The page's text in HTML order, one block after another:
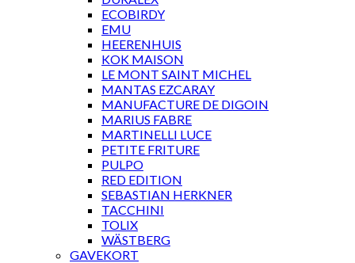
ECOBIRDY
EMU
HEERENHUIS
KOK MAISON
LE MONT SAINT MICHEL
MANTAS EZCARAY
MANUFACTURE DE DIGOIN
MARIUS FABRE
MARTINELLI LUCE
PETITE FRITURE
PULPO
RED EDITION
SEBASTIAN HERKNER
TACCHINI
TOLIX
WÄSTBERG
GAVEKORT